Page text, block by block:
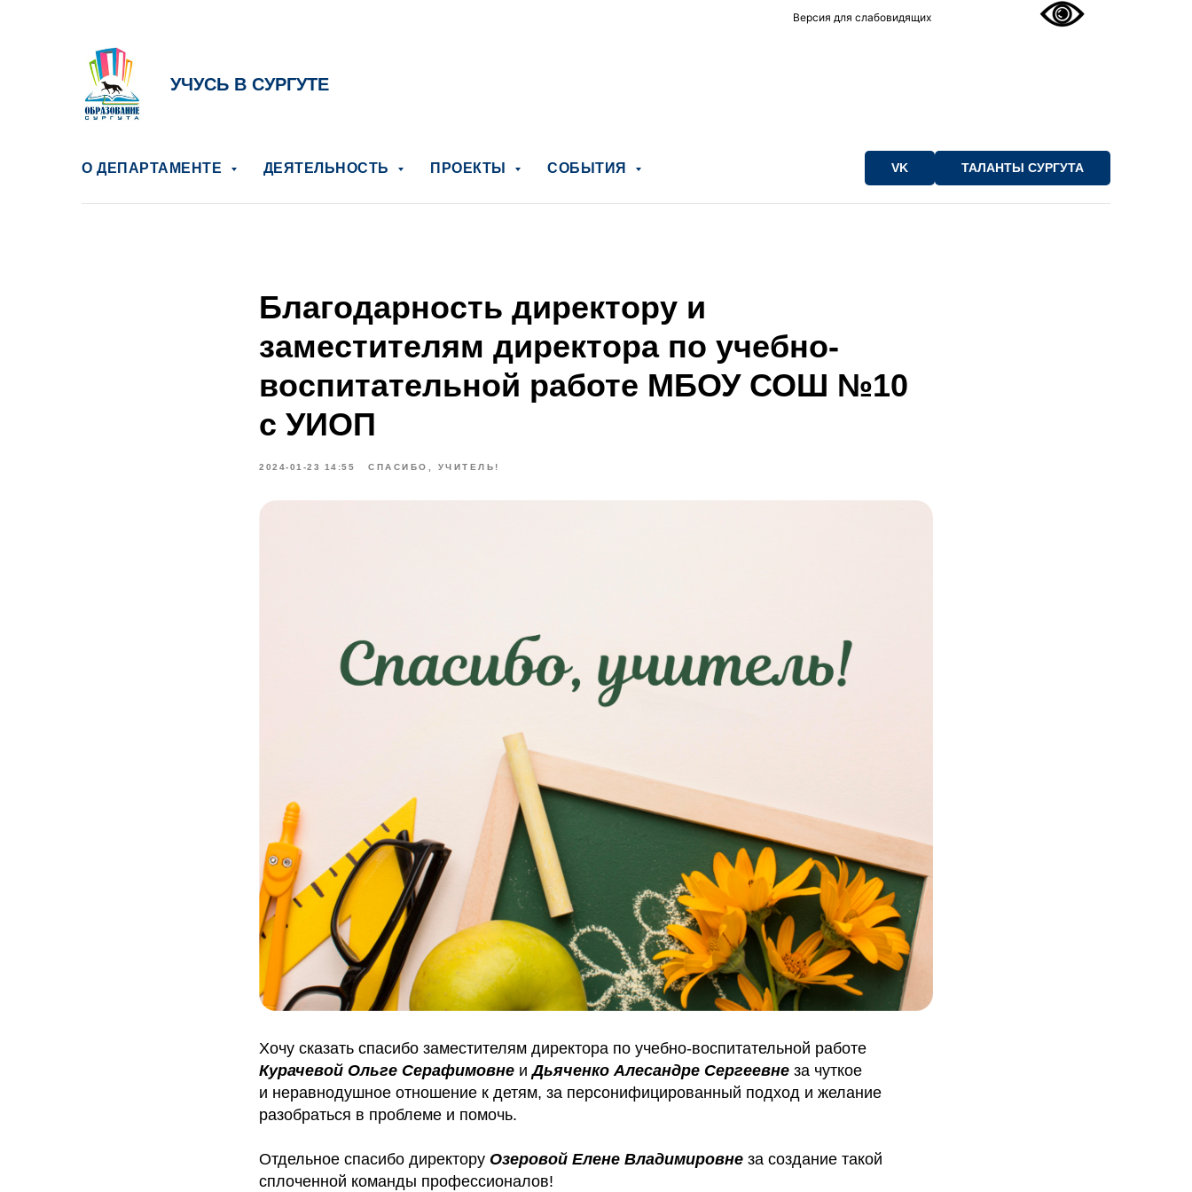
Версия для слабовидящих
УЧУСЬ В СУРГУТЕ
О ДЕПАРТАМЕНТЕ ДЕЯТЕЛЬНОСТЬ ПРОЕКТЫ СОБЫТИЯ VK ТАЛАНТЫ СУРГУТА
Благодарность директору и
заместителям директора по учебно-
воспитательной работе МБОУ СОШ №10
с УИОП
2024-01-23 14:55 СПАСИБО, УЧИТЕЛЬ!
Хочу сказать спасибо заместителям директора по учебно-воспитательной работе
Курачевой Ольге Серафимовне иДьяченко Алесандре Сергеевне за чуткое
и неравнодушное отношение к детям, за персонифицированный подход и желание
разобраться в проблеме и помочь.
Отдельное спасибо директору Озеровой Елене Владимировне за создание такой
сплоченной команды профессионалов!